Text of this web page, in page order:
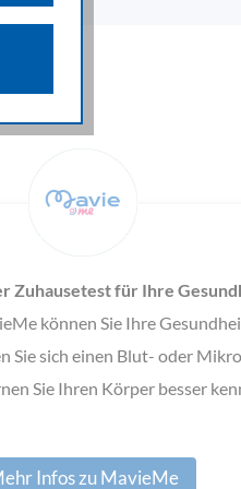
Zuhausetest für Ihre
können Sie Ihre
Sie sich einen Blut- oder
Sie Ihren Körper besser
Infos zu MavieMe